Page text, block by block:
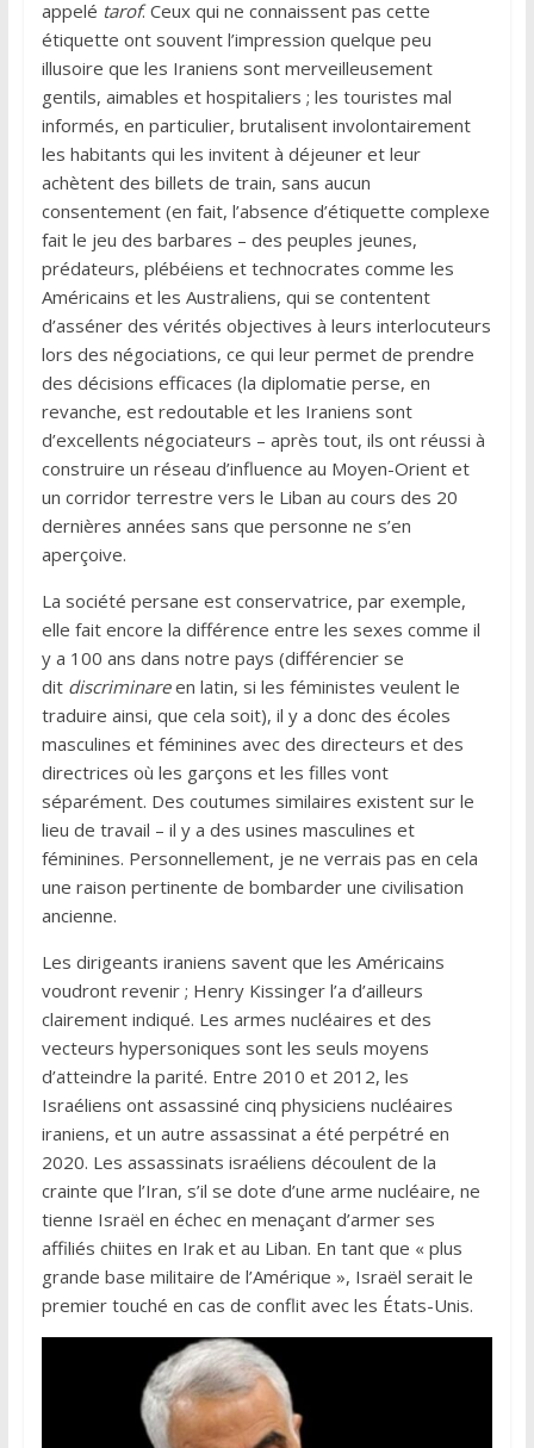
appelé tarof. Ceux qui ne connaissent pas cette
étiquette ont souvent l’impression quelque peu
illusoire que les Iraniens sont merveilleusement
gentils, aimables et hospitaliers ; les touristes mal
informés, en particulier, brutalisent involontairement
les habitants qui les invitent à déjeuner et leur
achètent des billets de train, sans aucun
consentement (en fait, l’absence d’étiquette complexe
fait le jeu des barbares – des peuples jeunes,
prédateurs, plébéiens et technocrates comme les
Américains et les Australiens, qui se contentent
d’asséner des vérités objectives à leurs interlocuteurs
lors des négociations, ce qui leur permet de prendre
des décisions efficaces (la diplomatie perse, en
revanche, est redoutable et les Iraniens sont
d’excellents négociateurs – après tout, ils ont réussi à
construire un réseau d’influence au Moyen-Orient et
un corridor terrestre vers le Liban au cours des 20
dernières années sans que personne ne s’en
aperçoive.
La société persane est conservatrice, par exemple,
elle fait encore la différence entre les sexes comme il
y a 100 ans dans notre pays (différencier se
dit discriminareen latin, si les féministes veulent le
traduire ainsi, que cela soit), il y a donc des écoles
masculines et féminines avec des directeurs et des
directrices où les garçons et les filles vont
séparément. Des coutumes similaires existent sur le
lieu de travail – il y a des usines masculines et
féminines. Personnellement, je ne verrais pas en cela
une raison pertinente de bombarder une civilisation
ancienne.
Les dirigeants iraniens savent que les Américains
voudront revenir ; Henry Kissinger l’a d’ailleurs
clairement indiqué. Les armes nucléaires et des
vecteurs hypersoniques sont les seuls moyens
d’atteindre la parité. Entre 2010 et 2012, les
Israéliens ont assassiné cinq physiciens nucléaires
iraniens, et un autre assassinat a été perpétré en
2020. Les assassinats israéliens découlent de la
crainte que l’Iran, s’il se dote d’une arme nucléaire, ne
tienne Israël en échec en menaçant d’armer ses
affiliés chiites en Irak et au Liban. En tant que « plus
grande base militaire de l’Amérique », Israël serait le
premier touché en cas de conflit avec les États-Unis.